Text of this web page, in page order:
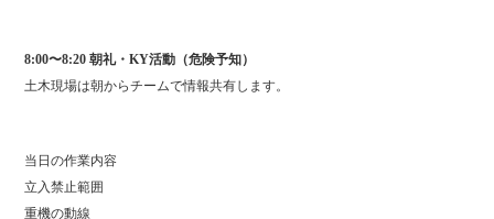
8:00〜8:20 朝礼・KY活動（危険予知）
土木現場は朝からチームで情報共有します。
当日の作業内容
立入禁止範囲
重機の動線